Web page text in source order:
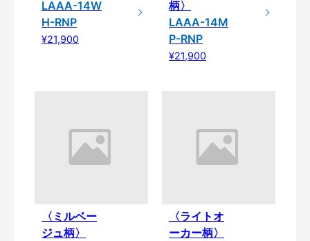
LAAA-14W
H-RNP
¥21,900
柄〉
LAAA-14M
P-RNP
¥21,900
〈ミルベー
ジュ柄〉
〈ライトオ
ーカー柄〉